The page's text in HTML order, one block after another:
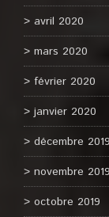
avril 2020
mars 2020
février 2020
janvier 2020
décembre 2019
novembre 2019
octobre 2019